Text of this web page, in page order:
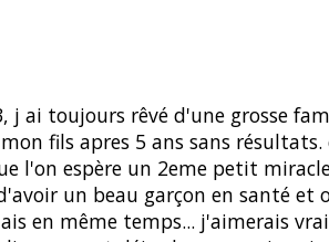
j ai toujours rêvé d'une grosse
fils apres 5 ans sans
l'on espère un 2eme petit
un beau garçon en santé et
en même temps... j'aimerais